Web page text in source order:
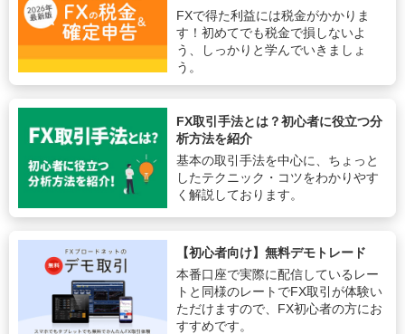
FXで得た利益には税金がかかりま
す！初めてでも税金で損しないよ
う、しっかりと学んでいきましょ
う。
FX取引手法とは？初心者に役立つ分
析方法を紹介
基本の取引手法を中心に、ちょっと
したテクニック・コツをわかりやす
く解説しております。
【初心者向け】無料デモトレード
本番口座で実際に配信しているレー
トと同様のレートでFX取引が体験い
ただけますので、FX初心者の方にお
すすめです。